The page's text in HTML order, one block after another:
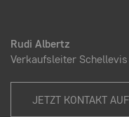
Rudi Albertz
Verkaufsleiter Schellevis
JETZT KONTAKT